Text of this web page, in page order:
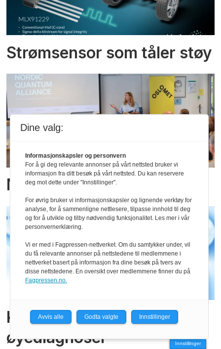
Strømsensor som tåler støy
Ny nordisk kvanteallianse
Kritiske krav til
øyediagnoser
Innstillinger
Dine valg:
Informasjonskapsler og personvern
For å gi deg relevante annonser på vårt nettsted bruker vi
informasjon fra ditt besøk på vårt nettsted. Du kan reservere
deg mot dette under "Innstillinger".
For øvrig bruker vi informasjonskapsler og lignende verktøy for
analyse, for å sammenligne nettlesere, tilpasse innhold til deg
og for å utvikle og tilby nødvendig funksjonalitet. Les mer i vår
personvernerklæring.
Vi er med i Fagpressen-nettverket. Om du samtykker under, vil
du få relevante annonser på nettstedene til medlemmene i
nettverket basert på informasjon fra dine besøk på tvers av
disse nettstedene. En oversikt over medlemmene finner du på
Fagpressen.no.
Avvis alle Godta valgte Innstillinger